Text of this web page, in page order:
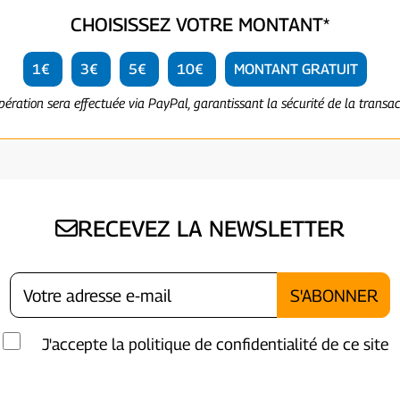
CHOISISSEZ VOTRE MONTANT*
1€ 3€ 5€ 10€ MONTANT GRATUIT
sera effectuée via PayPal, garantissant la sécurité de la
RECEVEZ LA NEWSLETTER
J'accepte la politique de confidentialité de ce site